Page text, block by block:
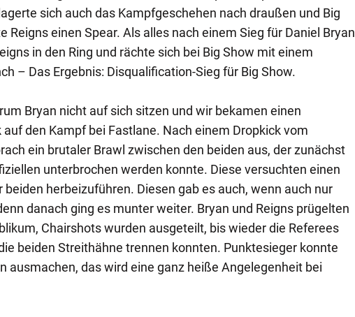
sich auch das Kampfgeschehen nach draußen und Big
Reigns einen Spear. Als alles nach einem Sieg für Daniel Bryan
in den Ring und rächte sich bei Big Show mit einem
– Das Ergebnis: Disqualification-Sieg für Big Show.
Bryan nicht auf sich sitzen und wir bekamen einen
den Kampf bei Fastlane. Nach einem Dropkick vom
ein brutaler Brawl zwischen den beiden aus, der zunächst
unterbrochen werden konnte. Diese versuchten einen
beiden herbeizuführen. Diesen gab es auch, wenn auch nur
danach ging es munter weiter. Bryan und Reigns prügelten
Chairshots wurden ausgeteilt, bis wieder die Referees
beiden Streithähne trennen konnten. Punktesieger konnte
ausmachen, das wird eine ganz heiße Angelegenheit bei